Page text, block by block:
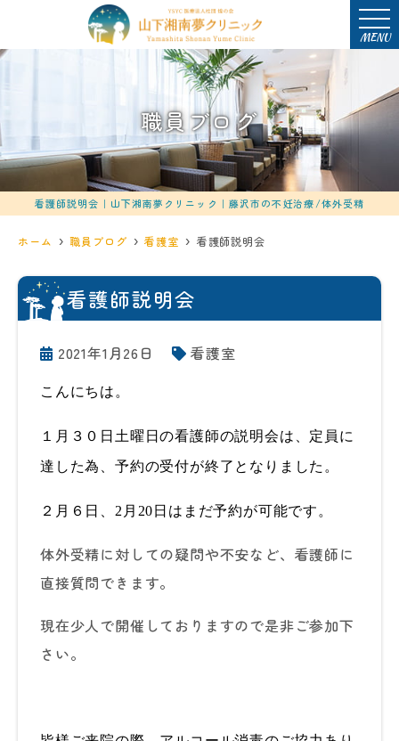
MENU
職員ブログ
看護師説明会｜山下湘南夢クリニック｜藤沢市の不妊治療/体外受精
ホーム 職員ブログ 看護室 看護師説明会
看護師説明会
2021年1月26日 看護室
こんにちは。
１月３０日土曜日の看護師の説明会は、定員に
達した為、予約の受付が終了となりました。
２月６日、 2 月 20 日はまだ予約が可能です。
体外受精に対しての疑問や不安など、看護師に
直接質問できます。
現在少人で開催しておりますので是非ご参加下
さい。